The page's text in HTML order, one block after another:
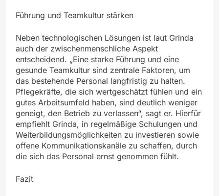
Führung und Teamkultur stärken
Neben technologischen Lösungen ist laut Grinda
auch der zwischenmenschliche Aspekt
entscheidend. „Eine starke Führung und eine
gesunde Teamkultur sind zentrale Faktoren, um
das bestehende Personal langfristig zu halten.
Pflegekräfte, die sich wertgeschätzt fühlen und ein
gutes Arbeitsumfeld haben, sind deutlich weniger
geneigt, den Betrieb zu verlassen“, sagt er. Hierfür
empfiehlt Grinda, in regelmäßige Schulungen und
Weiterbildungsmöglichkeiten zu investieren sowie
offene Kommunikationskanäle zu schaffen, durch
die sich das Personal ernst genommen fühlt.
Fazit